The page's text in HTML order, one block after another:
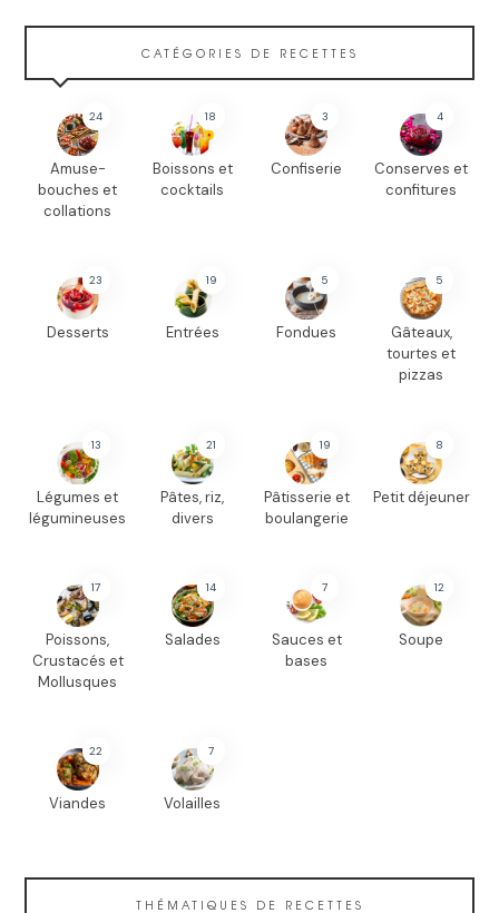
CATÉGORIES DE RECETTES
24
Amuse-
bouches et
collations
18
Boissons et
cocktails
3
Confiserie
4
Conserves et
confitures
23
Desserts
19
Entrées
5
Fondues
5
Gâteaux,
tourtes et
pizzas
13
Légumes et
légumineuses
21
Pâtes, riz,
divers
19
Pâtisserie et
boulangerie
8
Petit déjeuner
17
Poissons,
Crustacés et
Mollusques
14
Salades
7
Sauces et
bases
12
Soupe
22
Viandes
7
Volailles
THÉMATIQUES DE RECETTES